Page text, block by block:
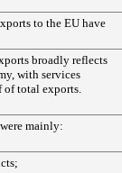
to the EU have
broadly reflects
with services
of total exports.
mainly: